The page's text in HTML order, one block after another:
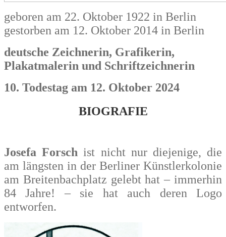
geboren am 22. Oktober 1922 in Berlin
gestorben am 12. Oktober 2014 in Berlin
deutsche Zeichnerin, Grafikerin,
Plakatmalerin und Schriftzeichnerin
10. Todestag am 12. Oktober 2024
BIOGRAFIE
Josefa Forsch ist nicht nur diejenige, die
am längsten in der Berliner Künstlerkolonie
am Breitenbachplatz gelebt hat – immerhin
84 Jahre! – sie hat auch deren Logo
entworfen.